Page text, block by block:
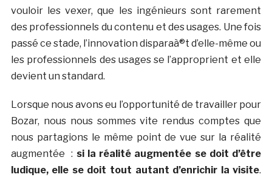
vouloir les vexer, que les ingénieurs sont rarement
des professionnels du contenu et des usages. Une fois
passé ce stade, l’innovation disparaà®t d’elle-même ou
les professionnels des usages se l’approprient et elle
devient un standard.
Lorsque nous avons eu l’opportunité de travailler pour
Bozar, nous nous sommes vite rendus comptes que
nous partagions le même point de vue sur la réalité
augmentée : si la réalité augmentée se doit d’être
ludique, elle se doit tout autant d’enrichir la visite.